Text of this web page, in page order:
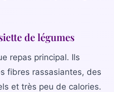
de légumes
repas principal. Ils
fibres rassasiantes, des
et très peu de calories.